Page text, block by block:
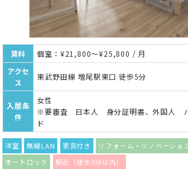
賃料
個室：¥21,800～¥25,800 / 月
アクセ
ス
東武野田線 増尾駅東口 徒歩5分
入居条
件
女性
※要審査 日本人 身分証明書、外国人 パ
ド
洋室 無線LAN 家具付き リフォーム・リノベーショ
オートロック
駅近（徒歩5分以内）